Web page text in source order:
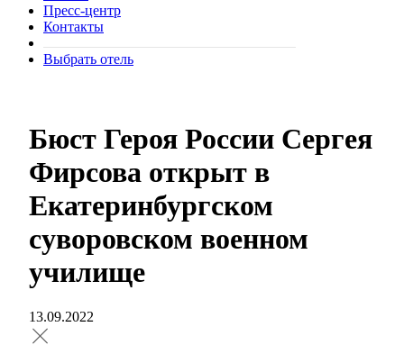
Пресс-центр
Контакты
Выбрать отель
Бюст Героя России Сергея
Фирсова открыт в
Екатеринбургском
суворовском военном
училище
13.09.2022